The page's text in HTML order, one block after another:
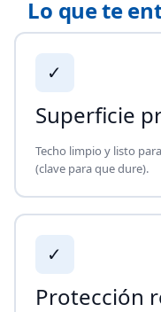
Lo que te
✓
Superficie
Techo limpio y listo
(clave para que dure).
✓
Protección